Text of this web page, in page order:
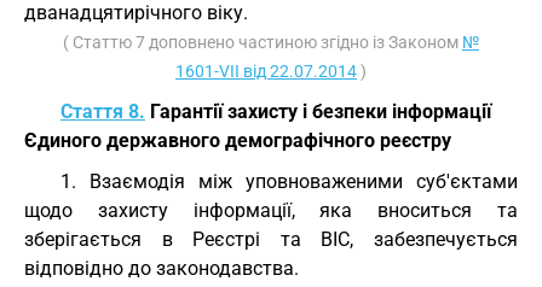
дванадцятирічного віку.
( Статтю 7 доповнено частиною згідно із Законом №
1601-VII від 22.07.2014)
Стаття 8. Гарантії захисту і безпеки інформації
Єдиного державного демографічного реєстру
1. Взаємодія між уповноваженими суб'єктами
щодо захисту інформації, яка вноситься та
зберігається в Реєстрі та ВІС, забезпечується
відповідно до законодавства.